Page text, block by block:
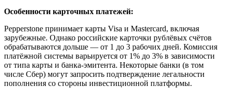
Особенности карточных платежей:
Pepperstone принимает карты Visa и Mastercard, включая
зарубежные. Однако российские карточки рублёвых счётов
обрабатываются дольше — от 1 до 3 рабочих дней. Комиссия
платёжной системы варьируется от 1% до 3% в зависимости
от типа карты и банка-эмитента. Некоторые банки (в том
числе Сбер) могут запросить подтверждение легальности
пополнения со стороны инвестиционной платформы.